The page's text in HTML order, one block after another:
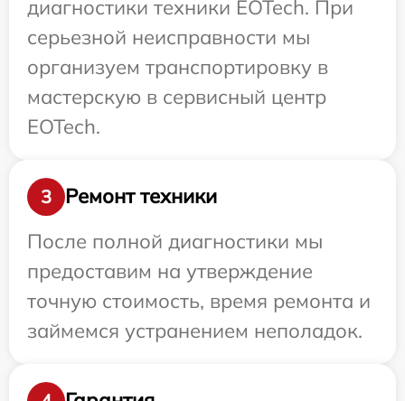
диагностики техники EOTech. При
серьезной неисправности мы
организуем транспортировку в
мастерскую в сервисный центр
EOTech.
3
Ремонт техники
После полной диагностики мы
предоставим на утверждение
точную стоимость, время ремонта и
займемся устранением неполадок.